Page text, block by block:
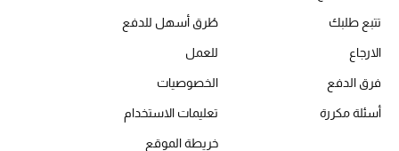
تتبع طلبك
الارجاع
فرق الدفع
أسئلة مكررة
طُرق أسهل للدفع
للعمل
الخصوصيات
تعليمات الاستخدام
خريطة الموقع